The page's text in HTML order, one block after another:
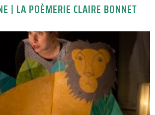
| LA POÈMERIE CLAIRE BONNET